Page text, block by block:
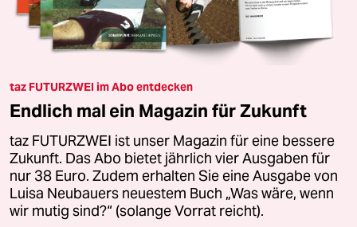
taz FUTURZWEI im Abo entdecken
Endlich mal ein Magazin für Zukunft
taz FUTURZWEI ist unser Magazin für eine bessere
Zukunft. Das Abo bietet jährlich vier Ausgaben für
nur 38 Euro. Zudem erhalten Sie eine Ausgabe von
Luisa Neubauers neuestem Buch „Was wäre, wenn
wir mutig sind?“ (solange Vorrat reicht).